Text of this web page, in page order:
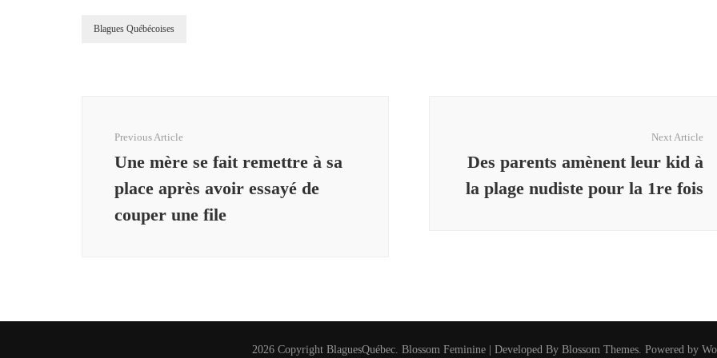
Blagues Québécoises
Previous Article
Une mère se fait remettre à sa
place après avoir essayé de
couper une file
Next Article
Des parents amènent leur kid à
la plage nudiste pour la 1re fois
2026 Copyright BlaguesQuébec. Blossom Feminine | Developed By Blossom Themes. Powered by